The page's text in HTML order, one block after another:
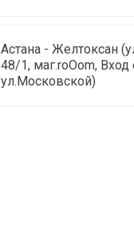
Астана - Желтоксан
48/1, маг.roOom, Вход
ул.Московской)